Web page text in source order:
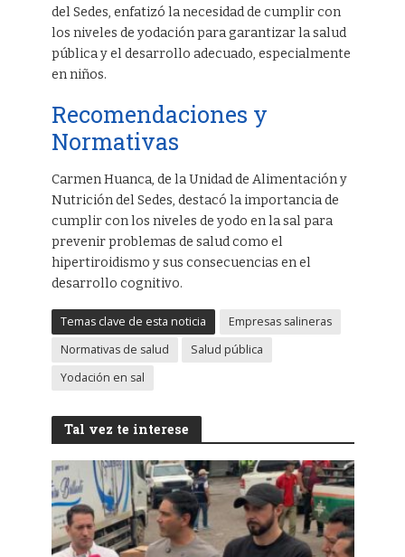
del Sedes, enfatizó la necesidad de cumplir con
los niveles de yodación para garantizar la salud
pública y el desarrollo adecuado, especialmente
en niños.
Recomendaciones y
Normativas
Carmen Huanca, de la Unidad de Alimentación y
Nutrición del Sedes, destacó la importancia de
cumplir con los niveles de yodo en la sal para
prevenir problemas de salud como el
hipertiroidismo y sus consecuencias en el
desarrollo cognitivo.
Temas clave de esta noticia
Empresas salineras
Normativas de salud
Salud pública
Yodación en sal
Tal vez te interese